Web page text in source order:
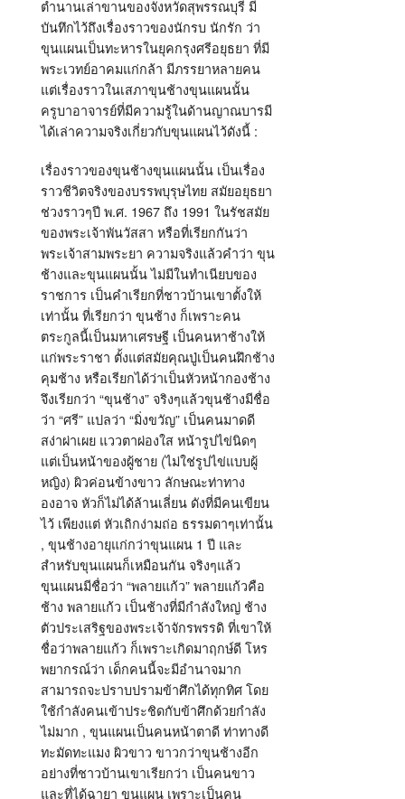
ตำนานเล่าขานของจังหวัดสุพรรณบุรี มี
บันทึกไว้ถึงเรื่องราวของนักรบ นักรัก ว่า
ขุนแผนเป็นทะหารในยุคกรุงศรีอยุธยา ที่มี
พระเวทย์อาคมแก่กล้า มีภรรยาหลายคน
แต่เรื่องราวในเสภาขุนช้างขุนแผนนั้น
ครูบาอาจารย์ที่มีความรู้ในด้านญาณบารมี
ได้เล่าความจริงเกี่ยวกับขุนแผนไว้ดังนี้ :
เรื่องราวของขุนช้างขุนแผนนั้น เป็นเรื่อง
ราวชีวิตจริงของบรรพบุรุษไทย สมัยอยุธยา
ช่วงราวๆปี พ.ศ. 1967 ถึง 1991 ในรัชสมัย
ของพระเจ้าพันวัสสา หรือที่เรียกกันว่า
พระเจ้าสามพระยา ความจริงแล้วคำว่า ขุน
ช้างและขุนแผนนั้น ไม่มีในทำเนียบของ
ราชการ เป็นคำเรียกที่ชาวบ้านเขาตั้งให้
เท่านั้น ที่เรียกว่า ขุนช้าง ก็เพราะคน
ตระกูลนี้เป็นมหาเศรษฐี เป็นคนหาช้างให้
แก่พระราชา ตั้งแต่สมัยคุณปู่เป็นคนฝึกช้าง
คุมช้าง หรือเรียกได้ว่าเป็นหัวหน้ากองช้าง
จึงเรียกว่า “ขุนช้าง” จริงๆแล้วขุนช้างมีชื่อ
ว่า “ศรี” แปลว่า “มิ่งขวัญ” เป็นคนมาดดี
สง่าผ่าเผย แววตาผ่องใส หน้ารูปไข่นิดๆ
แต่เป็นหน้าของผู้ชาย (ไม่ใช่รูปไข่แบบผู้
หญิง) ผิวค่อนข้างขาว ลักษณะท่าทาง
องอาจ หัวก็ไม่ได้ล้านเลี่ยน ดังที่มีคนเขียน
ไว้ เพียงแต่ หัวเถิกง่ามถ่อ ธรรมดาๆเท่านั้น
, ขุนช้างอายุแก่กว่าขุนแผน 1 ปี และ
สำหรับขุนแผนก็เหมือนกัน จริงๆแล้ว
ขุนแผนมีชื่อว่า “พลายแก้ว” พลายแก้วคือ
ช้าง พลายแก้ว เป็นช้างที่มีกำลังใหญ่ ช้าง
ตัวประเสริฐของพระเจ้าจักรพรรดิ ที่เขาให้
ชื่อว่าพลายแก้ว ก็เพราะเกิดมาฤกษ์ดี โหร
พยากรณ์ว่า เด็กคนนี้จะมีอำนาจมาก
สามารถจะปราบปรามข้าศึกได้ทุกทิศ โดย
ใช้กำลังคนเข้าประชิดกับข้าศึกด้วยกำลัง
ไม่มาก , ขุนแผนเป็นคนหน้าตาดี ท่าทางดี
ทะมัดทะแมง ผิวขาว ขาวกว่าขุนช้างอีก
อย่างที่ชาวบ้านเขาเรียกว่า เป็นคนขาว
และที่ได้ฉายา ขุนแผน เพราะเป็นคน